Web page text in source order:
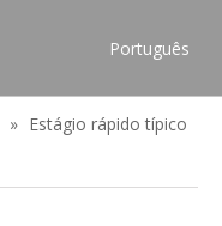
Português
Español
العربية
» Estágio rápido típico